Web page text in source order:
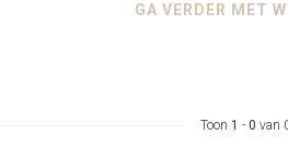
GA VERDER MET
Toon 1 - 0 van